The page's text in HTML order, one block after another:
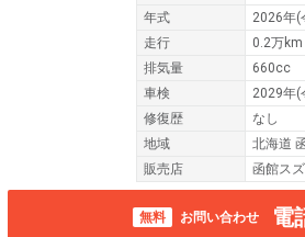
年式
2026年(
走行
0.2万km
排気量
660cc
車検
2029年(
修復歴
なし
地域
北海道
販売店
函館ス
無料 お問い合わせ 電